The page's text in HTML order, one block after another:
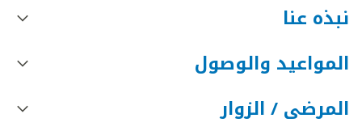
نبذه عنا
المواعيد والوصول
المرضى / الزوار